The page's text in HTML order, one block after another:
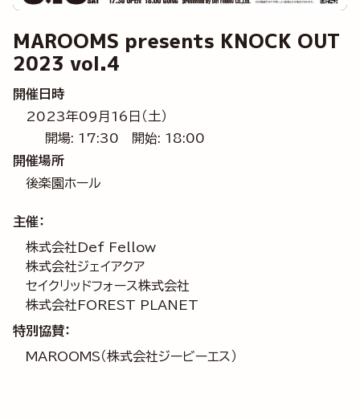
MAROOMS presents KNOCK OUT
2023 vol.4
開催日時
2023年09月16日（土）
開場: 17:30
開始: 18:00
開催場所
後楽園ホール
主催：
株式会社Def Fellow
株式会社ジェイアクア
セイクリッドフォース株式会社
株式会社FOREST PLANET
特別協賛：
MAROOMS（株式会社ジービーエス）